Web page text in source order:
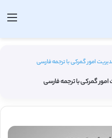
امور گمرکی با ترجمه فارسی
امور گمرکی با ترجمه فارسی